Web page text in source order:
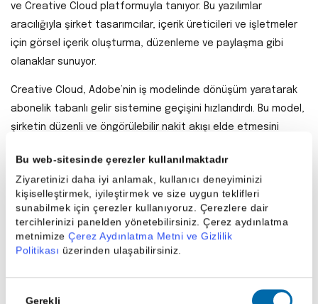
Bu web-sitesinde çerezler kullanılmaktadır
Ziyaretinizi daha iyi anlamak, kullanıcı deneyiminizi
kişiselleştirmek, iyileştirmek ve size uygun teklifleri
sunabilmek için çerezler kullanıyoruz. Çerezlere dair
tercihlerinizi panelden yönetebilirsiniz. Çerez aydınlatma
metnimize Çerez Aydınlatma Metni ve Gizlilik
Politikası üzerinden ulaşabilirsiniz.
Gerekli
ve Creative Cloud platformuyla tanıyor. Bu yazılımlar
aracılığıyla şirket tasarımcılar, içerik üreticileri ve işletmeler
için görsel içerik oluşturma, düzenleme ve paylaşma gibi
olanaklar sunuyor.
Creative Cloud, Adobe’nin iş modelinde dönüşüm yaratarak
abonelik tabanlı gelir sistemine geçişini hızlandırdı. Bu model,
şirketin düzenli ve öngörülebilir nakit akışı elde etmesini
tarafında değil, aynı zamanda dijital deneyim yönetimi ve
pazarlama otomasyonu alanlarında da çözümler sunarak
farklı müşteri segmentlerine hitap ediyor.
Raporun tümünü görmek için tıklayın:Adobe Inc. (ADBE) Trade
Önerisi